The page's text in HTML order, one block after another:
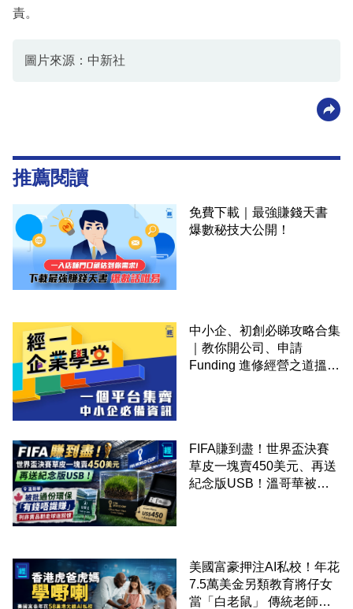
責。
圖片來源：中新社
推薦閱讀
免費下載｜最強賺錢天書
爆數秘技大公開！
中小企、初創必睇攻略合集
｜教你開公司、申請
Funding 進修經營之道搵大
FIFA賺到盡！世界盃決賽
草皮一塊賣450美元、再送
紀念版USB！溫哥華被批
美國富豪押注AI私校！年花
7.5萬美金另類教育將仔女
當「白老鼠」 傳統老師被